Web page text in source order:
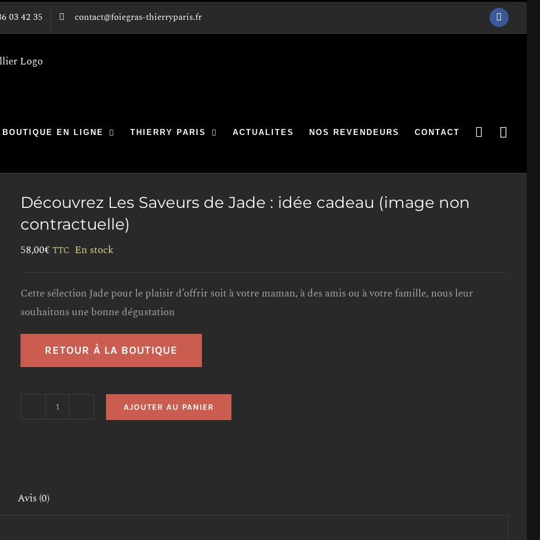
03 42 35 contact@foiegras-thierryparis.fr Facebook
BOUTIQUE EN LIGNE THIERRY PARIS ACTUALITES NOS REVENDEURS CONTACT
Découvrez Les Saveurs de Jade : idée cadeau (image non
contractuelle)
58,00€ TTC En stock
Cette sélection Jade pour le plaisir d’offrir soit à votre maman, à des amis ou à votre famille, nous leur
souhaitons une bonne dégustation
RETOUR À LA BOUTIQUE
quantité
AJOUTER AU PANIER
Avis (0)